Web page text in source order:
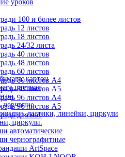
уроков
100 и более листов
12 листов
18 листов
24/32 листа
40 листов
48 листов
60 листов
80 листов А4
80 листов А5
96 листов А4
96 листов А5
для нот
картон
цветная
ластики, линейки, циркули
циркули.
автоматические
чернографитные
ArtSpace